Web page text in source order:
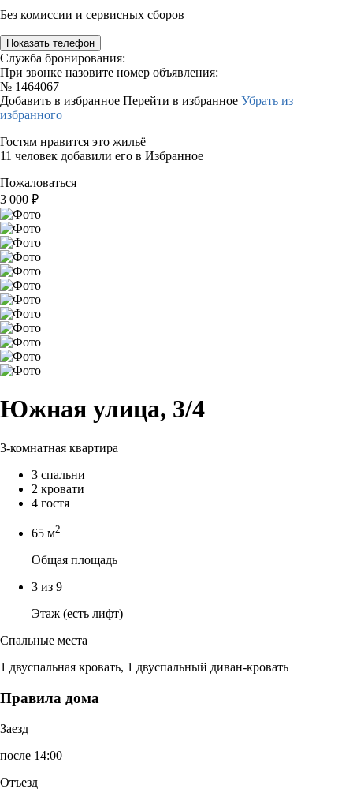
Без комиссии и сервисных сборов
Показать телефон
Служба бронирования:
При звонке назовите номер объявления:
№ 1464067
Добавить в избранное Перейти в избранное Убрать из
избранного
Гостям нравится это жильё
11 человек добавили его в Избранное
Пожаловаться
3 000 ₽
Южная улица, 3/4
3-комнатная квартира
3 спальни
2 кровати
4 гостя
65 м2
Общая площадь
3 из 9
Этаж (есть лифт)
Спальные места
1 двуспальная кровать, 1 двуспальный диван-кровать
Правила дома
Заезд
после 14:00
Отъезд